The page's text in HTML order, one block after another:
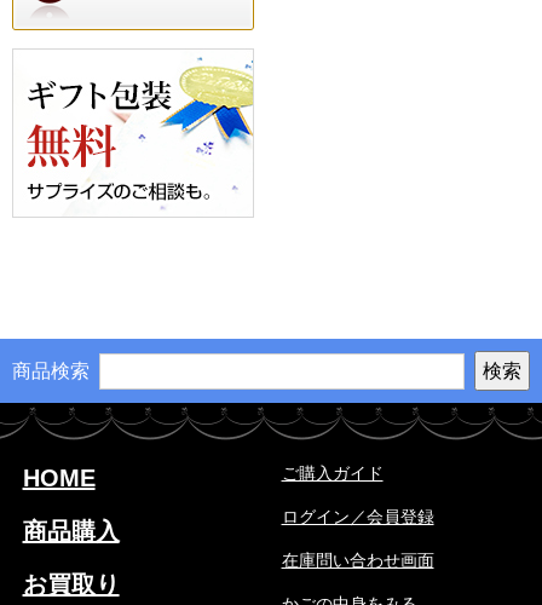
商品検索
HOME
商品購入
お買取り
ご購入ガイド
ログイン／会員登録
在庫問い合わせ画面